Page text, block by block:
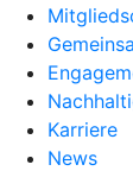
Karriere
News